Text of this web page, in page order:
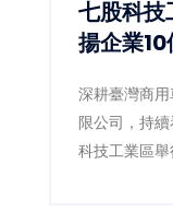
七股科
揚企業
深耕臺灣商
限公司，持
科技工業區